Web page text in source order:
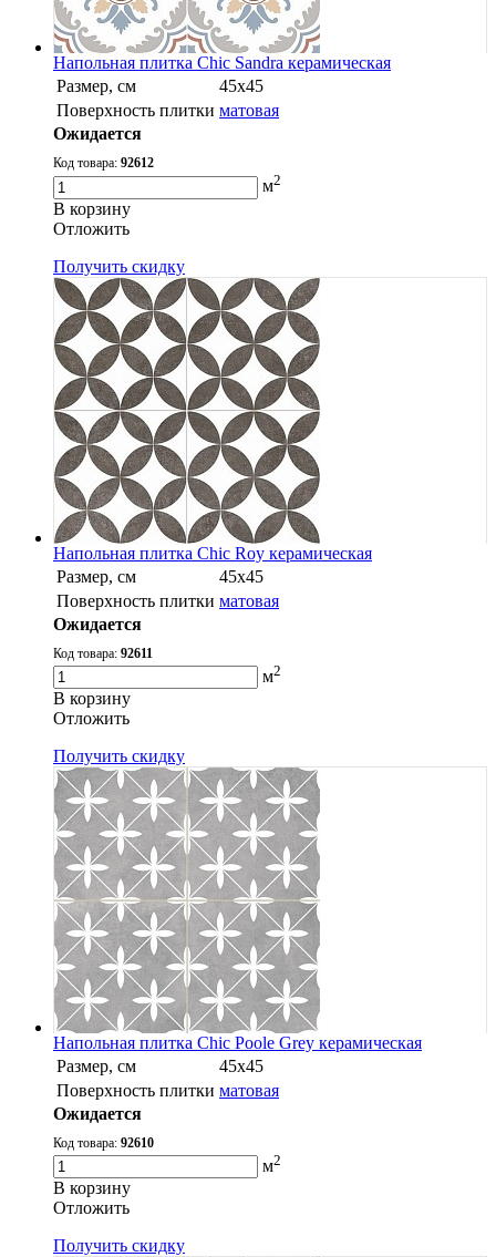
Напольная плитка Chic Sandra керамическая
Размер, см
45x45
Поверхность плитки матовая
Ожидается
Код товара: 92612
м2
В корзину
Oтложить
Получить скидку
Напольная плитка Chic Roy керамическая
Размер, см
45x45
Поверхность плитки матовая
Ожидается
Код товара: 92611
м2
В корзину
Oтложить
Получить скидку
Напольная плитка Chic Poole Grey керамическая
Размер, см
45x45
Поверхность плитки матовая
Ожидается
Код товара: 92610
м2
В корзину
Oтложить
Получить скидку